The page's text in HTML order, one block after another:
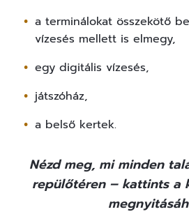
a terminálokat összekötő
vízesés mellett is elmegy,
egy digitális vízesés,
játszóház,
a belső kertek.
Nézd meg, mi minden
repülőtéren – kattints a